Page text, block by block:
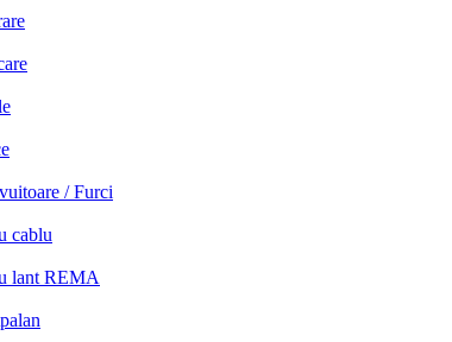
/ Furci
cablu
lant REMA